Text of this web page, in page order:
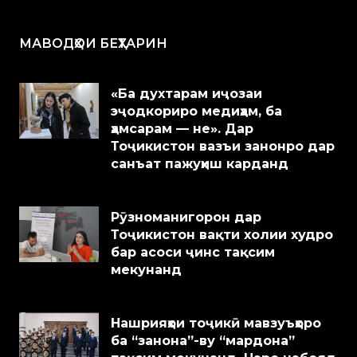
МАВОДҲОИ БЕҲТАРИН
«Ба духтарам иҷозаи
эҷодкориро медиҳам, ба
ҳамсарам — не». Дар
Тоҷикистон вазъи занонро дар
санъат пажуҳиш карданд
Рӯзноманигорон дар
Тоҷикистон вақти холии худро
бар асоси ҷинс тақсим
мекунанд
Нашрияҳои тоҷикӣ мавзуъҳоро
ба “занона”-ву “мардона”